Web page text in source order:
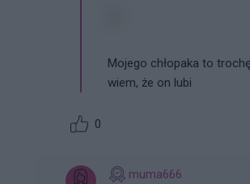
Mojego chłopaka to
wiem, że on lubi
0
muma666